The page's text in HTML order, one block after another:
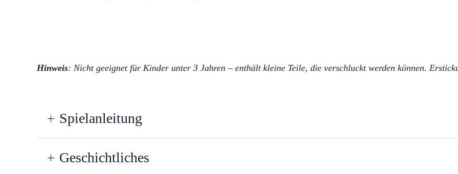
Hinweis: Nicht geeignet für Kinder unter 3 Jahren – enthält kleine Teile, die verschluckt werden können.
Spielanleitung
Geschichtliches